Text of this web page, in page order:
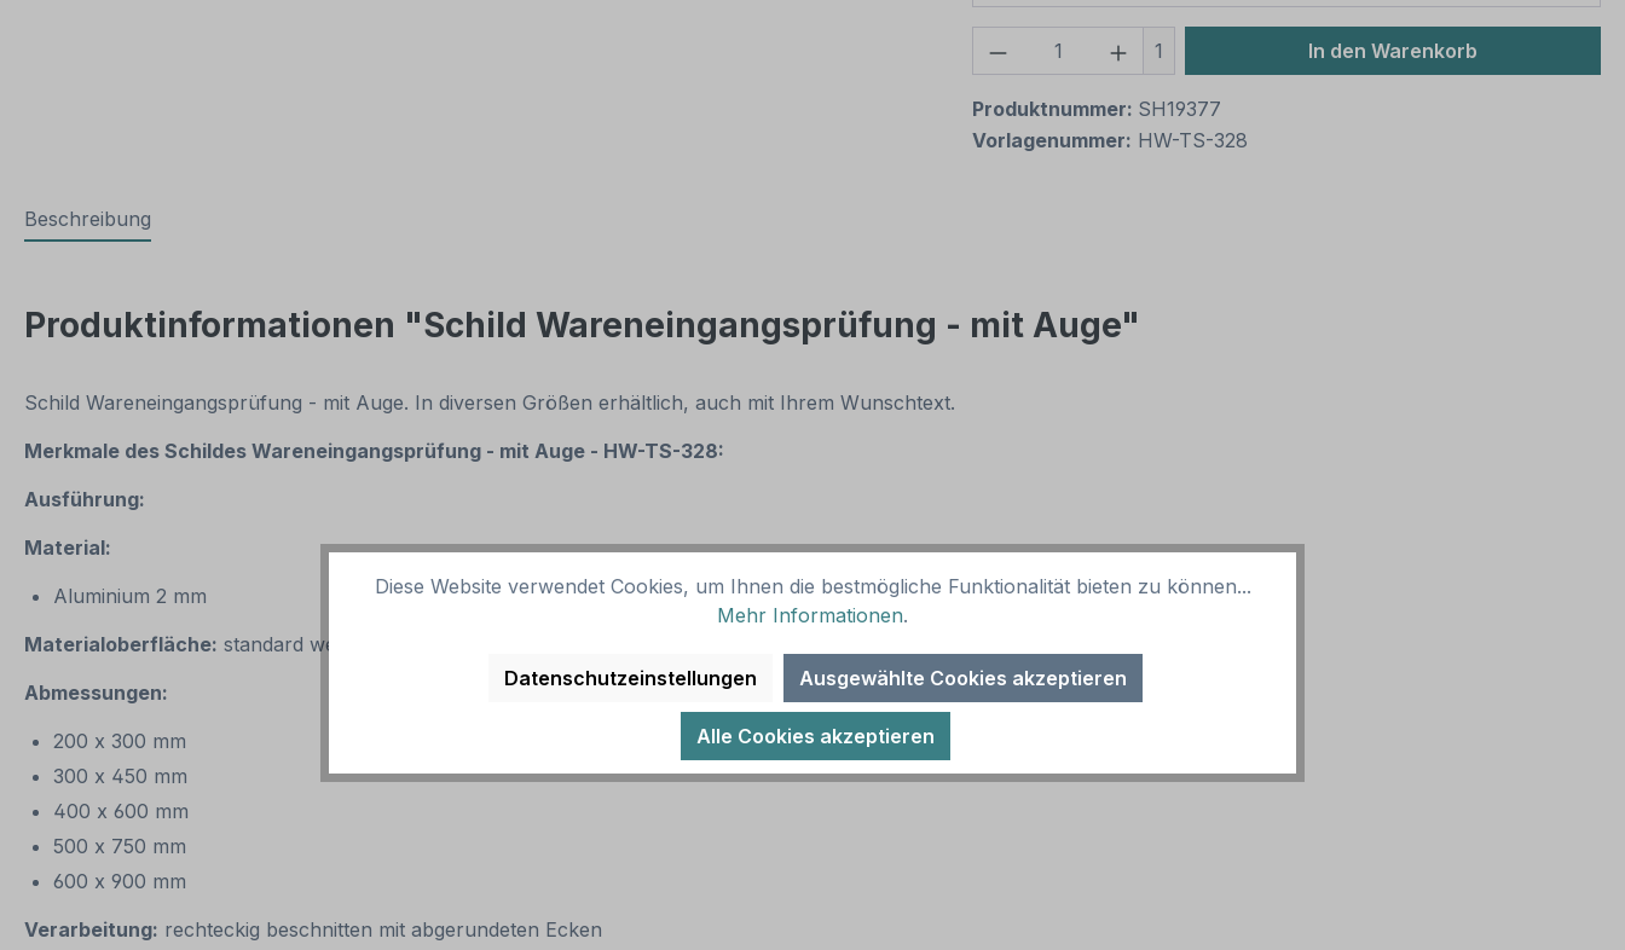
Produkt Anzahl: Gib den gewünschten Wert
1 In den Warenkorb
Produktnummer: SH19377
Vorlagenummer: HW-TS-328
Beschreibung
Produktinformationen "Schild Wareneingangsprüfung - mit Auge"
Schild Wareneingangsprüfung - mit Auge. In diversen Größen erhältlich, auch mit Ihrem Wunschtext.
Merkmale des Schildes Wareneingangsprüfung - mit Auge - HW-TS-328:
Ausführung:
Material:
Aluminium 2 mm
Materialoberfläche: standard weiß
Abmessungen:
200 x 300 mm
300 x 450 mm
400 x 600 mm
500 x 750 mm
600 x 900 mm
Verarbeitung: rechteckig beschnitten mit abgerundeten Ecken
Diese Website verwendet Cookies, um Ihnen die bestmögliche Funktionalität bieten zu können...
Mehr Informationen.
Datenschutzeinstellungen Ausgewählte Cookies akzeptieren
Alle Cookies akzeptieren